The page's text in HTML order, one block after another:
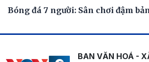
Bóng đá 7 người: Sân chơi đậm
BAN VĂN HOÁ -